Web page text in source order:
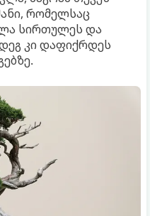
რომელსაც
სირთულეს და
კი დაფიქრდეს